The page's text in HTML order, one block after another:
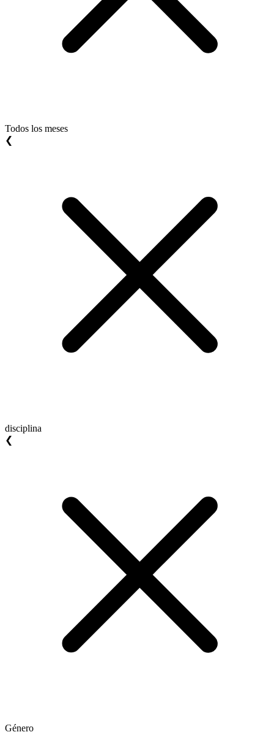
Todos los meses
❮
disciplina
❮
Género